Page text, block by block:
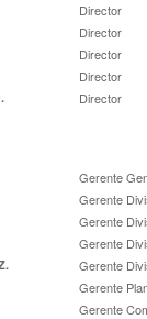
Director
Director
Director
Director
Director
Gerente
Gerente
Gerente
Gerente
Gerente
Gerente
Gerente